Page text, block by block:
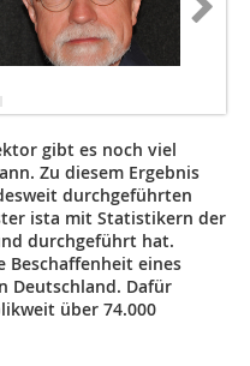
gibt es noch viel
Zu diesem Ergebnis
durchgeführten
ista mit Statistikern der
durchgeführt hat.
Beschaffenheit eines
Deutschland. Dafür
über 74.000